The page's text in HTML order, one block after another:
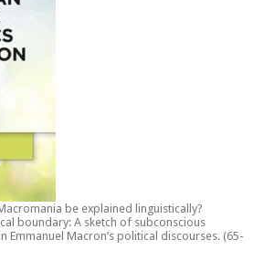
be explained linguistically?
boundary: A sketch of subconscious
Emmanuel Macron’s political discourses. (65-